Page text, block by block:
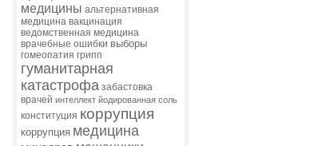
медицины альтернативная
медицина вакцинация
ведомственная медицина
врачебные ошибки выборы
гомеопатия грипп
гуманитарная
катастрофа забастовка
врачей интеллект йодированная соль
конституция коррупция
коррупция медицина